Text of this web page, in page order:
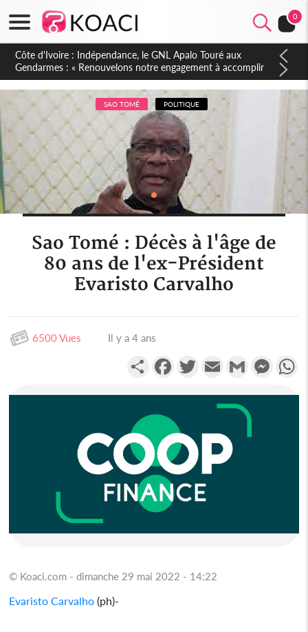
0
Sierra Leone : Un projet de réforme constitutionnelle en
gestation, points clés des amendements, un exclu d'avance
SAO TOMÉ POLITIQUE
Sao Tomé : Décès à l'âge de
80 ans de l'ex-Président
Evaristo Carvalho
6500 Vues Il y a 4 ans
PartagerFacebookTwitterEmail Gmail
© Koaci.com - dimanche 29 mai 2022 - 14:22
Evaristo Carvalho (ph)-